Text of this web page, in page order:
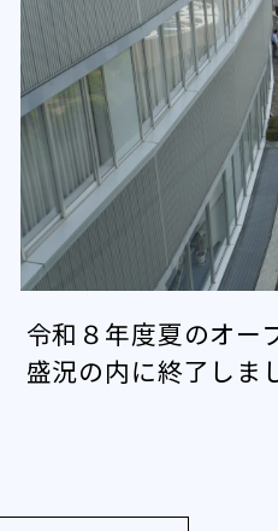
令和８年度夏のオー
盛況の内に終了しま